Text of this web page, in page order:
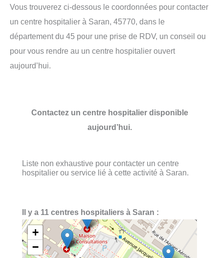
Vous trouverez ci-dessous le coordonnées pour contacter
un centre hospitalier à Saran, 45770, dans le
département du 45 pour une prise de RDV, un conseil ou
pour vous rendre au un centre hospitalier ouvert
aujourd’hui.
Contactez un centre hospitalier disponible
aujourd’hui.
Liste non exhaustive pour contacter un centre
hospitalier ou service lié à cette activité à Saran.
Il y a 11 centres hospitaliers à Saran :
+
−